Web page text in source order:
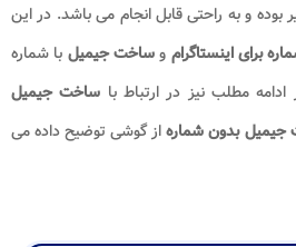
بوده و به راحتی قابل انجام می باشد. در این
برای اینستاگرام وساخت جیمیل با شماره
مطلب نیز در ارتباط با ساخت جیمیل
بدون شمارهاز گوشی توضیح داده می